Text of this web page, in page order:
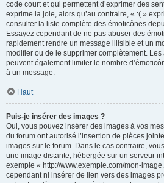
code court et qui permettent d’exprimer des
exprime la joie, alors qu’au contraire, « :( »
consulter la liste complète des émoticônes
Essayez cependant de ne pas abuser des
rapidement rendre un message illisible et un
modifier ou de le supprimer complètement.
peuvent également limiter le nombre
à un message.
Haut
Puis-je insérer des images ?
Oui, vous pouvez insérer des images à vos
du forum ont autorisé l’insertion de pièces
images sur le forum. Dans le cas contraire,
une image distante, hébergée sur un serveur
exemple « http://www.exemple.com/mon-
cependant ni insérer de lien vers des images